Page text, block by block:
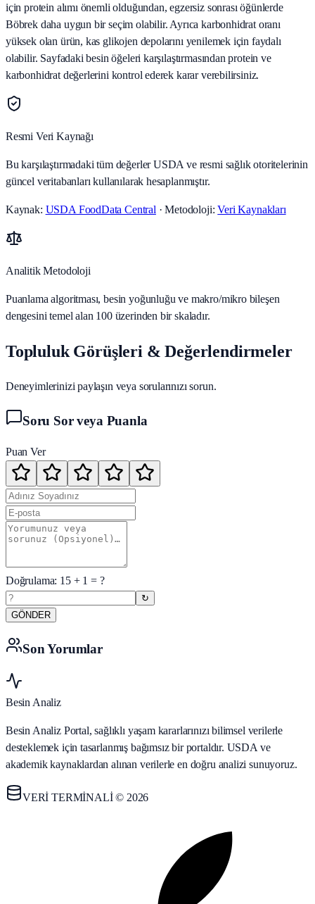
için protein alımı önemli olduğundan, egzersiz sonrası öğünlerde
Böbrek daha uygun bir seçim olabilir. Ayrıca karbonhidrat oranı
yüksek olan ürün, kas glikojen depolarını yenilemek için faydalı
olabilir. Sayfadaki besin öğeleri karşılaştırmasından protein ve
karbonhidrat değerlerini kontrol ederek karar verebilirsiniz.
Resmi Veri Kaynağı
Bu karşılaştırmadaki tüm değerler USDA ve resmi sağlık otoritelerinin
güncel veritabanları kullanılarak hesaplanmıştır.
Kaynak: USDA FoodData Central · Metodoloji:Veri Kaynakları
Analitik Metodoloji
Puanlama algoritması, besin yoğunluğu ve makro/mikro bileşen
dengesini temel alan 100 üzerinden bir skaladır.
Topluluk Görüşleri & Değerlendirmeler
Deneyimlerinizi paylaşın veya sorularınızı sorun.
Soru Sor veya Puanla
Puan Ver
Doğrulama: 15+ 1 = ?
↻
GÖNDER
Son Yorumlar
Besin Analiz
Besin Analiz Portal, sağlıklı yaşam kararlarınızı bilimsel verilerle
desteklemek için tasarlanmış bağımsız bir portaldır. USDA ve
akademik kaynaklardan alınan verilerle en doğru analizi sunuyoruz.
VERİ TERMİNALİ © 2026